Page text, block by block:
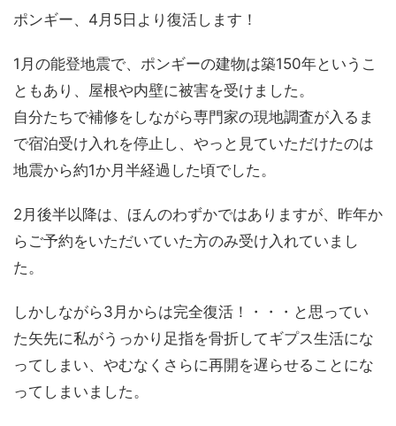
ポンギー、4月5日より復活します！
1月の能登地震で、ポンギーの建物は築150年というこ
ともあり、屋根や内壁に被害を受けました。
自分たちで補修をしながら専門家の現地調査が入るま
で宿泊受け入れを停止し、やっと見ていただけたのは
地震から約1か月半経過した頃でした。
2月後半以降は、ほんのわずかではありますが、昨年か
らご予約をいただいていた方のみ受け入れていまし
た。
しかしながら3月からは完全復活！・・・と思ってい
た矢先に私がうっかり足指を骨折してギプス生活にな
ってしまい、やむなくさらに再開を遅らせることにな
ってしまいました。